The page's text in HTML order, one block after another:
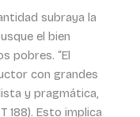
subraya la
el bien
pobres. “El
con grandes
y pragmática,
188). Esto implica